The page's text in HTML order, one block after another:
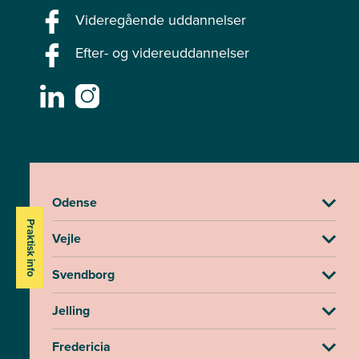
Videregående uddannelser
Efter- og videreuddannelser
Praktisk info
Odense
Vejle
Svendborg
Jelling
Fredericia